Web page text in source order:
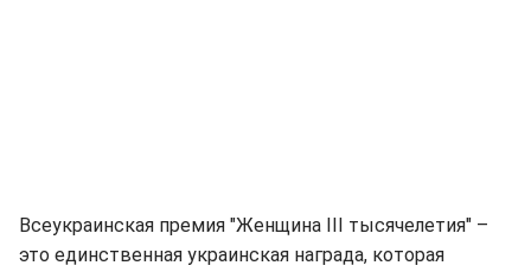
Всеукраинская премия "Женщина ІІІ тысячелетия" –
это единственная украинская награда, которая